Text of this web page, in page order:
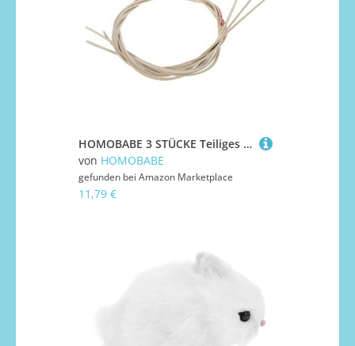
HOMOBABE 3 STÜCKE Teiliges Gyro Band Robustem Gummiseil Langlebiges Ersatz kreiselband für Senioren und Einfach zu Befestigen Verschleißfestes Lustiges Gyro spielzubehör
von HOMOBABE
gefunden bei Amazon Marketplace
11,79 €